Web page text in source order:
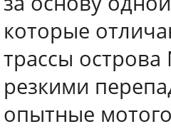
которые
трассы
резкими
опытные